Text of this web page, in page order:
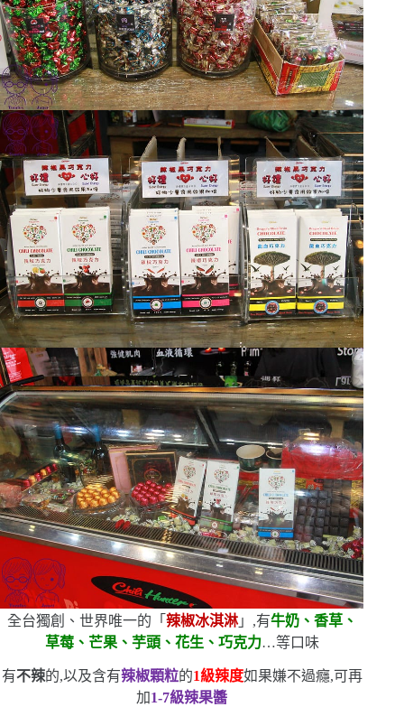
全台獨創、世界唯一的「 辣椒冰淇淋」,有牛奶、香草、
草莓、芒果、芋頭、花生、巧克力…等口味
有不辣的,以及含有辣椒顆粒的1級辣度如果嫌不過癮,可再
加1-7級辣果醬